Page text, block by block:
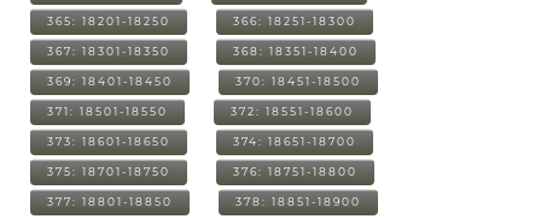
365: 18201-18250 366: 18251-18300
367: 18301-18350 368: 18351-18400
369: 18401-18450 370: 18451-18500
371: 18501-18550 372: 18551-18600
373: 18601-18650 374: 18651-18700
375: 18701-18750 376: 18751-18800
377: 18801-18850 378: 18851-18900